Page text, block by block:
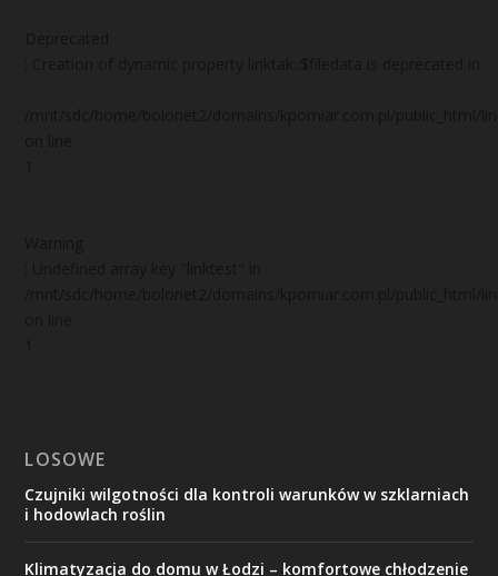
LOSOWE
Czujniki wilgotności dla kontroli warunków w szklarniach
i hodowlach roślin
Klimatyzacja do domu w Łodzi – komfortowe chłodzenie